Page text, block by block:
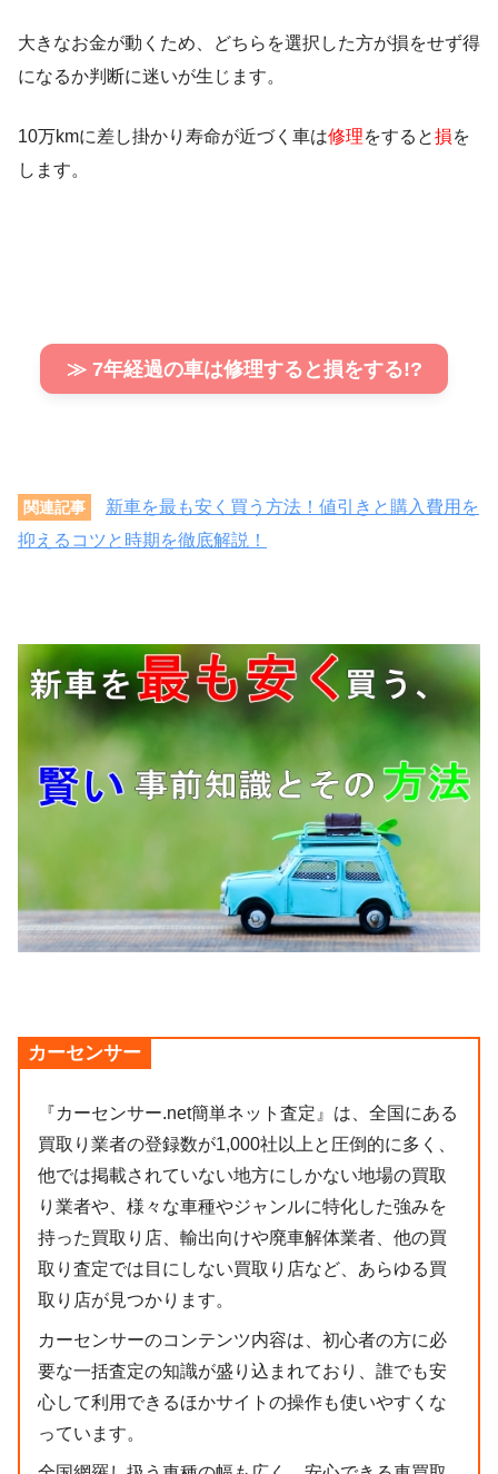
大きなお金が動くため、どちらを選択した方が損をせず得
になるか判断に迷いが生じます。
10万kmに差し掛かり寿命が近づく車は修理をすると損を
します。
≫ 7年経過の車は修理すると損をする!?
関連記事
新車を最も安く買う方法！値引きと購入費用を
抑えるコツと時期を徹底解説！
カーセンサー
『カーセンサー.net簡単ネット査定』は、全国にある
買取り業者の登録数が1,000社以上と圧倒的に多く、
他では掲載されていない地方にしかない地場の買取
り業者や、様々な車種やジャンルに特化した強みを
持った買取り店、輸出向けや廃車解体業者、他の買
取り査定では目にしない買取り店など、あらゆる買
取り店が見つかります。
カーセンサーのコンテンツ内容は、初心者の方に必
要な一括査定の知識が盛り込まれており、誰でも安
心して利用できるほかサイトの操作も使いやすくな
っています。